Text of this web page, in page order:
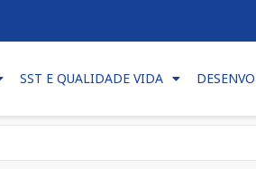
SST E QUALIDADE VIDA